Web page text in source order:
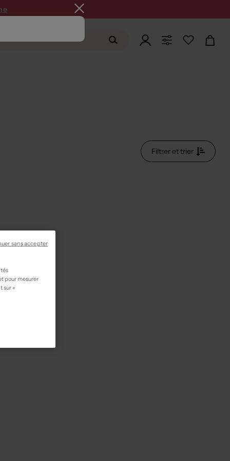
Filtrer et trier
pour mesurer
sur «
sans accepter